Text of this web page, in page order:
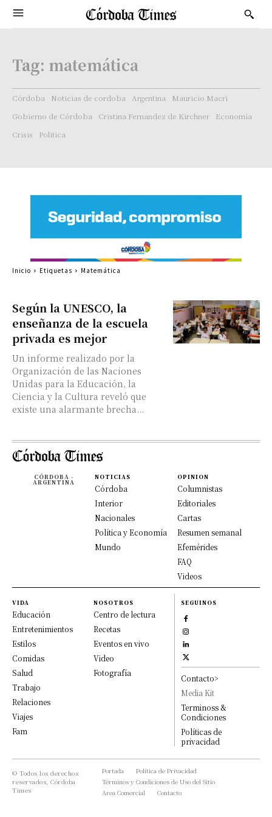
Tag: matemática
Córdoba Noticias de cordoba Argentina
Mauricio Macri
Gobierno de Córdoba
Cristina Fernandez de Kirchner
Economía
Crisis
Politica
Según la UNESCO, la
enseñanza de la escuela
privada es mejor
Un informe realizado por la
Organización de las Naciones
Unidas para la Educación, la
Ciencia y la Cultura reveló que
existe una alarmante brecha...
Inicio Etiquetas Matemática
CÓRDOBA -
ARGENTINA
NOTICIAS
Córdoba
Interior
Nacionales
Política y Economía
Mundo
OPINION
Columnistas
Editoriales
Cartas
Resumen semanal
Efemérides
FAQ
Videos
VIDA
Educación
Entretenimientos
Estilos
Comidas
Salud
Trabajo
Relaciones
Viajes
Fam
NOSOTROS
Centro de lectura
Recetas
Eventos en vivo
Video
Fotografía
SEGUINOS
Contacto>
Media Kit
Terminoss &
Condiciones
Políticas de
privacidad
© Todos los derechos
reservados, Córdoba
Times
Portada
Política de Privacidad
Términos y Condiciones de Uso del Sitio
Area Comercial
Contacto